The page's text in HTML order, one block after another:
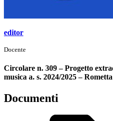
editor
Docente
Circolare n. 309 – Progetto
musica a. s. 2024/2025 –
Documenti